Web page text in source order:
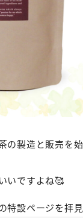
の製造と販売を
いですよね🥰
設ページを拝見